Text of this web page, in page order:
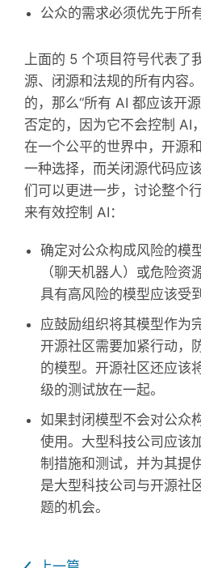
公众的需求必须优先于所
上面的 5 个项目符号代表了
源、闭源和法规的所有内容
的，那么“所有 AI 都应该开
否定的，因为它不会控制 AI
在一个公平的世界中，开源
一种选择，而关闭源代码应
们可以更进一步，讨论整个
来有效控制 AI：
确定对公众构成风险的模
（聊天机器人）或危险资
具有高风险的模型应该受
应鼓励组织将其模型作为
开源社区需要加紧行动，
的模型。开源社区还应该
级的测试放在一起。
如果封闭模型不会对公众
使用。大型科技公司应该
制措施和测试，并为其提
是大型科技公司与开源社
题的机会。